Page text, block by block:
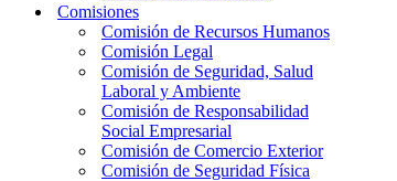
Comisiones
Comisión de Recursos Humanos
Comisión Legal
Comisión de Seguridad, Salud
Laboral y Ambiente
Comisión de Responsabilidad
Social Empresarial
Comisión de Comercio Exterior
Comisión de Seguridad Física